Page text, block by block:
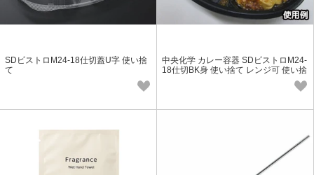
SDビストロM24-18仕切蓋U字 使い捨
て
中央化学 カレー容器 SDビストロM24-
18仕切BK身 使い捨て レンジ可 使い捨